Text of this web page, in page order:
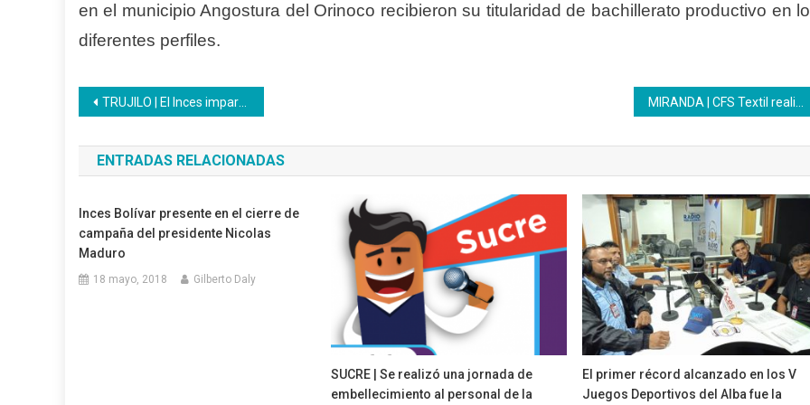
en el municipio Angostura del Orinoco recibieron su titularidad de bachillerato productivo en
diferentes perfiles.
Navegación
de
entradas
TRUJILO | El Inces imparte formación a los privados de libertad
ENTRADAS RELACIONADAS
Inces Bolívar presente en el cierre de
campaña del presidente Nicolas
Maduro
18 mayo, 2018 Gilberto Daly
SUCRE | Se realizó una jornada de
embellecimiento al personal de la
El primer récord alcanzado en los V
Juegos Deportivos del Alba fue la